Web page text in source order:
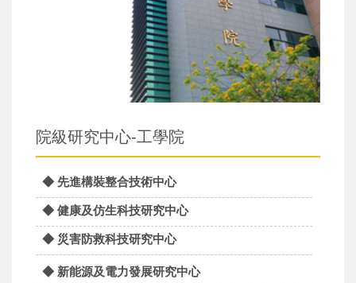
院級研究中心-工學院
◆ 先進構裝整合技術中心
◆ 健康及仿生科技研究中心
◆ 災害防救科技研究中心
◆ 新能源及電力發展研究中心